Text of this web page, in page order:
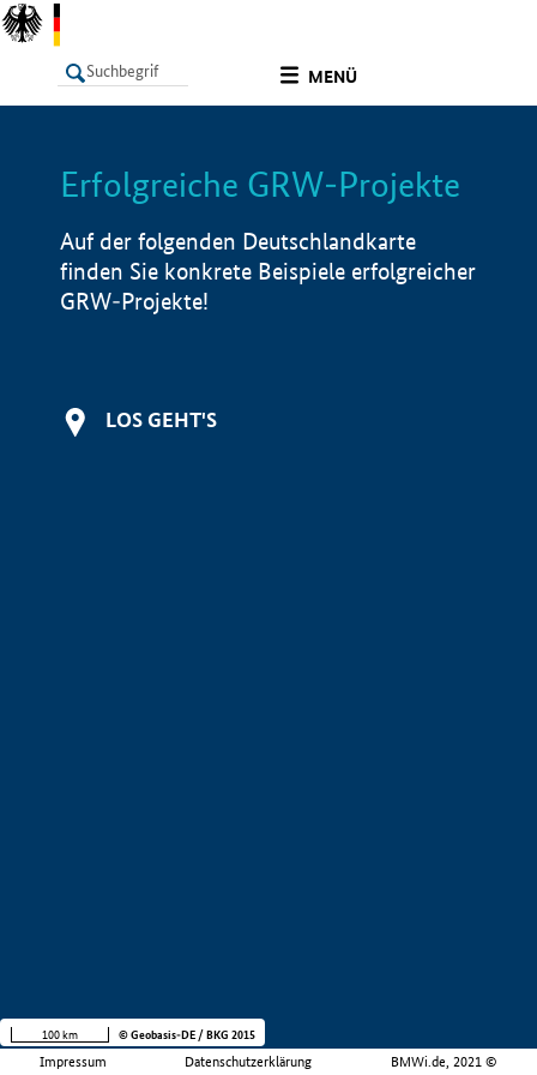
MENÜ
LISTE Info
Erfolgreiche GRW-Projekte
Auf der folgenden Deutschlandkarte
finden Sie konkrete Beispiele erfolgreicher
GRW-Projekte!
LOS GEHT'S
Impressum Datenschutzerklärung BMWi.de, 2021 ©
100 km © Geobasis-DE / BKG 2015